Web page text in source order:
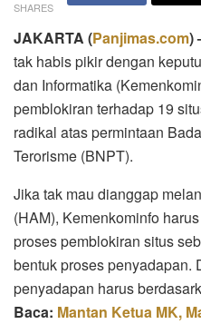
SHARES
JAKARTA (Panjimas.com)
tak habis pikir dengan
dan Informatika
pemblokiran terhadap 19
radikal atas permintaan
Terorisme (BNPT).
Jika tak mau dianggap
(HAM), Kemenkominfo
proses pemblokiran situs
bentuk proses penyadapan.
penyadapan harus
Baca: Mantan Ketua MK,